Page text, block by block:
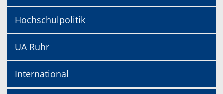
Hochschulpolitik
UA Ruhr
International